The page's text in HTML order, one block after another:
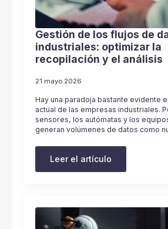
Gestión de los flujos de
industriales: optimizar la
recopilación y el análisis
21 mayo 2026
Hay una paradoja bastante evidente
actual de las empresas industriales.
sensores, los autómatas y los
generan volúmenes de datos como
Leer el artículo